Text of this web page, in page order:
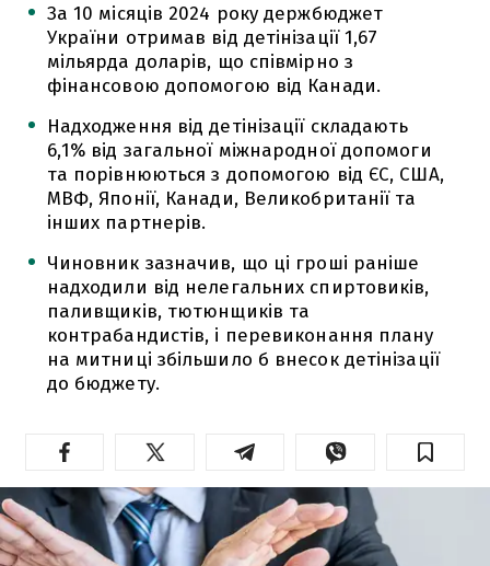
За 10 місяців 2024 року держбюджет
України отримав від детінізації 1,67
мільярда доларів, що співмірно з
фінансовою допомогою від Канади.
Надходження від детінізації складають
6,1% від загальної міжнародної допомоги
та порівнюються з допомогою від ЄС, США,
МВФ, Японії, Канади, Великобританії та
інших партнерів.
Чиновник зазначив, що ці гроші раніше
надходили від нелегальних спиртовиків,
паливщиків, тютюнщиків та
контрабандистів, і перевиконання плану
на митниці збільшило б внесок детінізації
до бюджету.